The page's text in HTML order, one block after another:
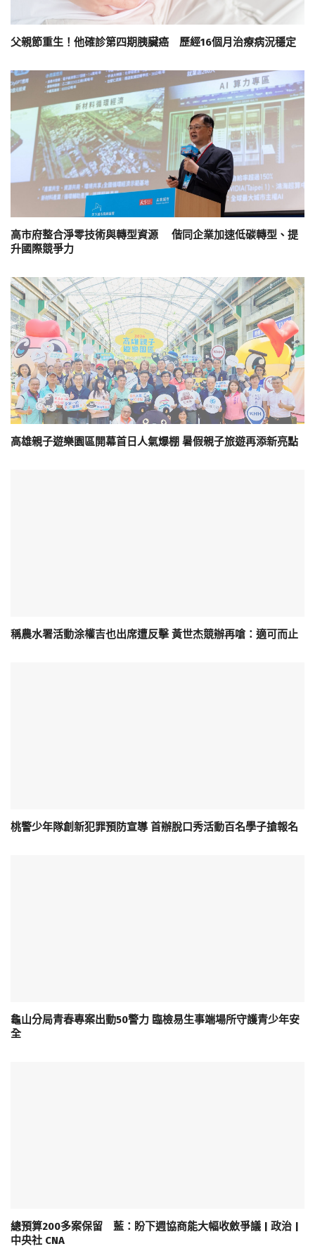
父親節重生！他確診第四期胰臟癌 歷經16個月治療病況穩定
高市府整合淨零技術與轉型資源 偕同企業加速低碳轉型、提
升國際競爭力
高雄親子遊樂園區開幕首日人氣爆棚 暑假親子旅遊再添新亮點
稱農水署活動涂權吉也出席遭反擊 黃世杰競辦再嗆：適可而止
桃警少年隊創新犯罪預防宣導 首辦脫口秀活動百名學子搶報名
龜山分局青春專案出動50警力 臨檢易生事端場所守護青少年安
全
總預算200多案保留 藍：盼下週協商能大幅收斂爭議 | 政治 |
中央社 CNA